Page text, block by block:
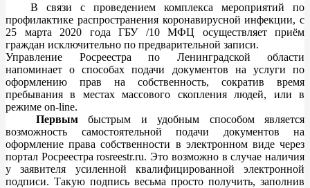
В связи с проведением комплекса мероприятий по
профилактике распространения коронавирусной инфекции, с
25 марта 2020 года ГБУ /10 МФЦ осуществляет приём
граждан исключительно по предварительной записи.
Управление Росреестра по Ленинградской области
напоминает о способах подачи документов на услуги по
оформлению прав на собственность, сократив время
пребывания в местах массового скопления людей, или в
режиме on-line.
Первымбыстрым и удобным способом является
возможность самостоятельной подачи документов на
оформление права собственности в электронном виде через
портал Росреестра rosreestr.ru. Это возможно в случае наличия
у заявителя усиленной квалифицированной электронной
подписи. Такую подпись весьма просто получить, заполнив